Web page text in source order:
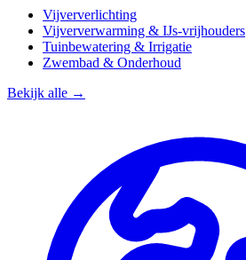
Vijververlichting
Vijververwarming & IJs-vrijhouders
Tuinbewatering & Irrigatie
Zwembad & Onderhoud
Bekijk alle →